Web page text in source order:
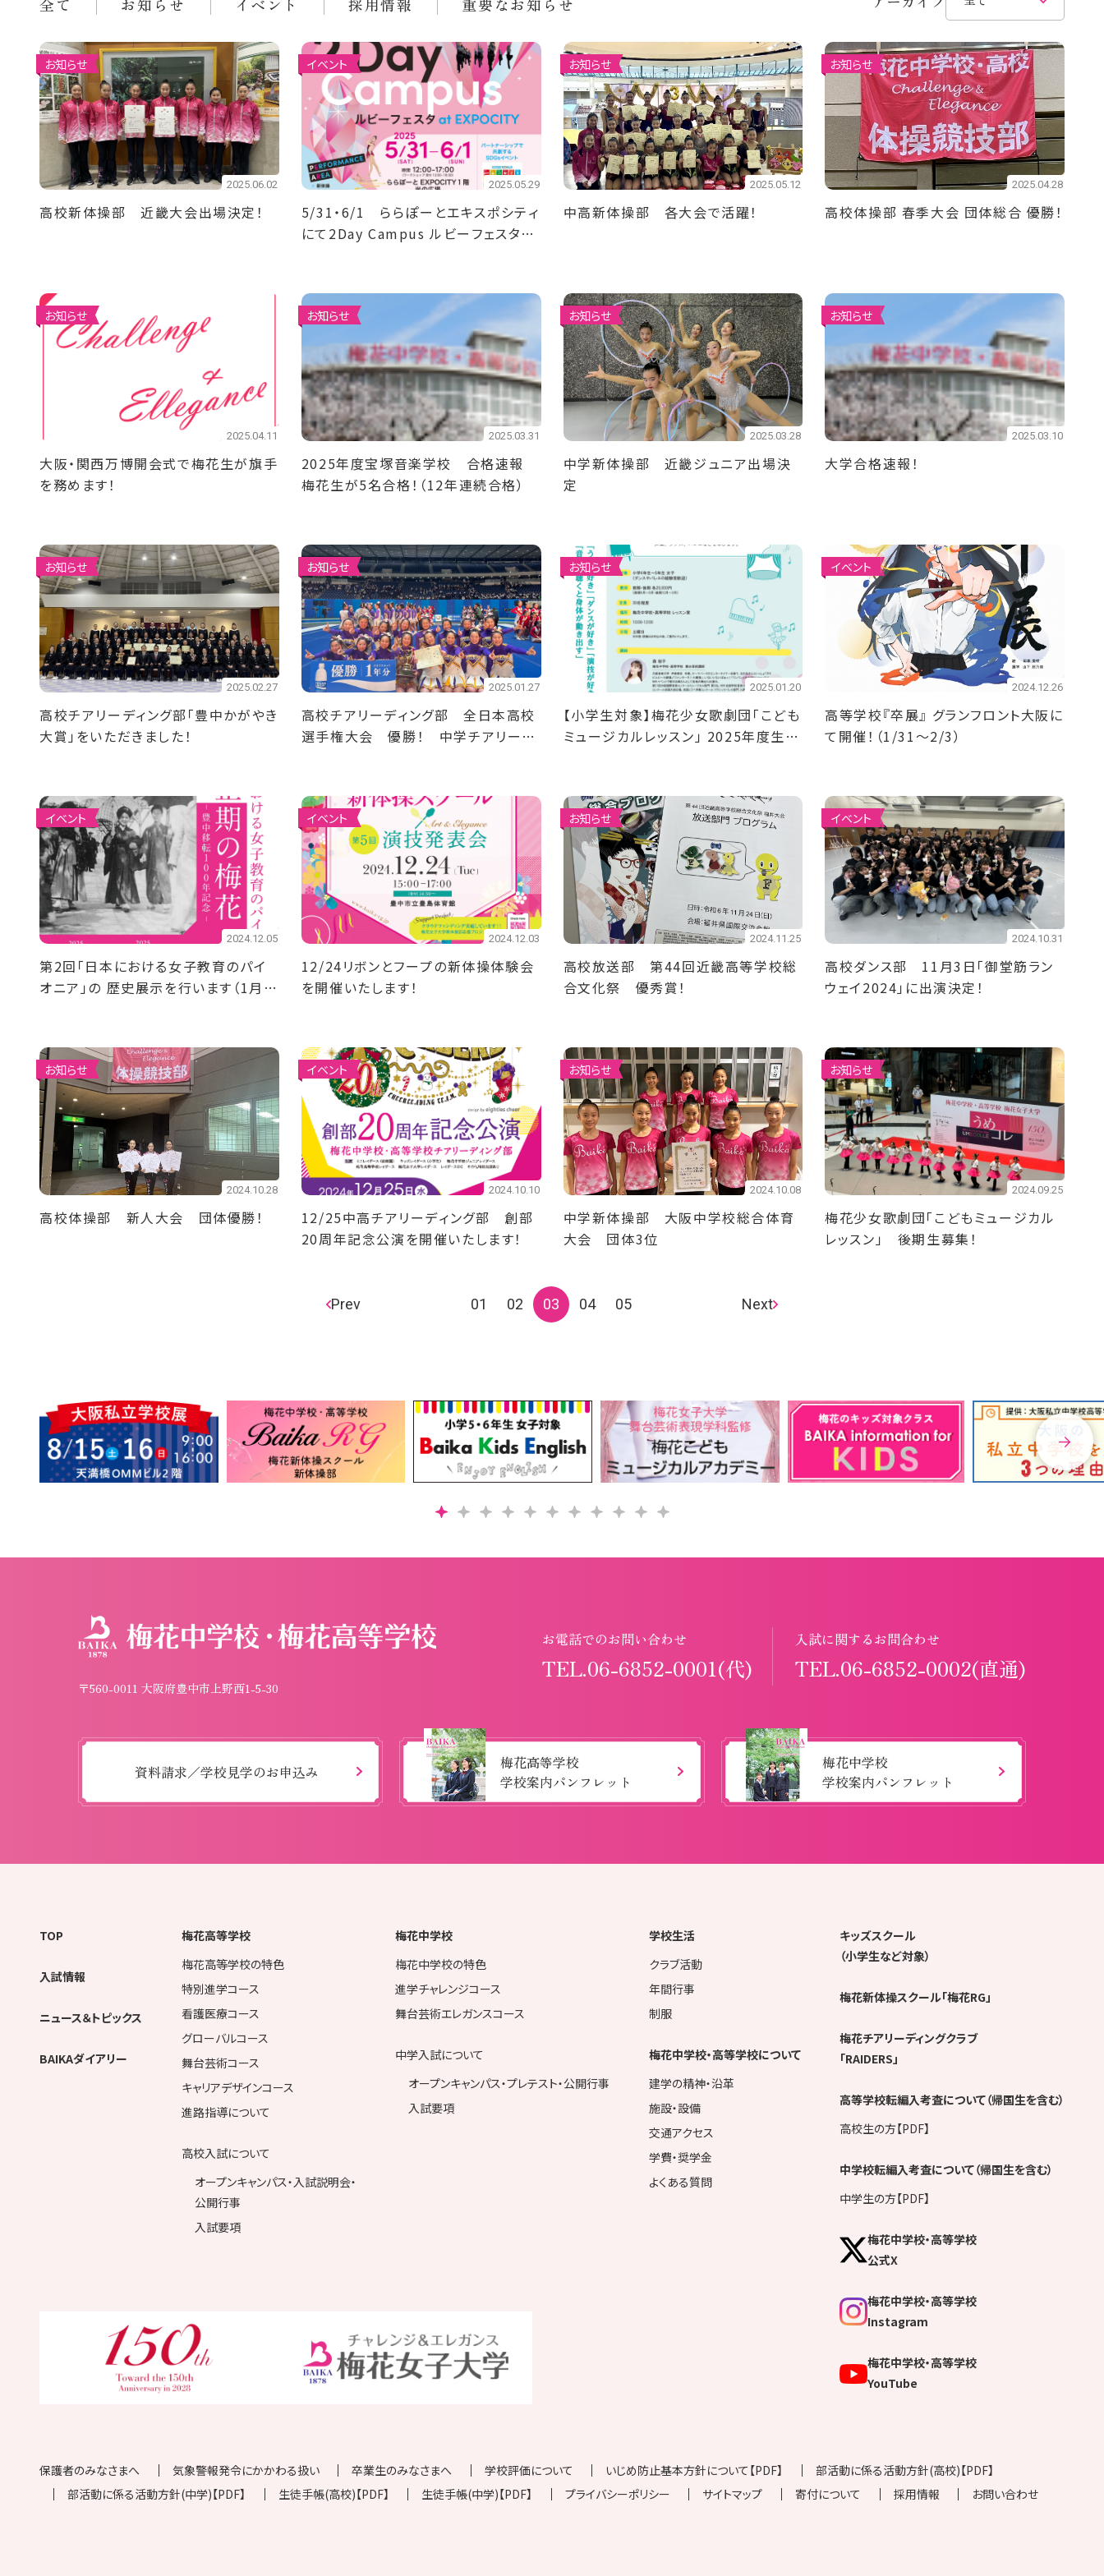
お知らせ
2025.06.02
高校新体操部 近畿大会出場決定！
イベント
2025.05.29
5/31・6/1 ららぽーとエキスポシティ
にて2Day Campus ルビーフェスタを
お知らせ
2025.05.12
中高新体操部 各大会で活躍！
お知らせ
2025.04.28
高校体操部 春季大会 団体総合 優勝！
お知らせ
2025.04.11
大阪・関西万博開会式で梅花生が旗手
を務めます！
お知らせ
2025.03.31
2025年度宝塚音楽学校 合格速報
梅花生が5名合格！（12年連続合格）
お知らせ
2025.03.28
中学新体操部 近畿ジュニア出場決
定
お知らせ
2025.03.10
大学合格速報！
お知らせ
2025.02.27
高校チアリーディング部「豊中かがやき
大賞」をいただきました！
お知らせ
2025.01.27
高校チアリーディング部 全日本高校
選手権大会 優勝！ 中学チアリーデ
お知らせ
2025.01.20
【小学生対象】梅花少女歌劇団「こども
ミュージカルレッスン」 2025年度生募
イベント
2024.12.26
高等学校『卒展』 グランフロント大阪に
て開催！（1/31～2/3）
イベント
2024.12.05
第2回「日本における女子教育のパイ
オニア」の 歴史展示を行います（1月
イベント
2024.12.03
12/24リボンとフープの新体操体験会
を開催いたします！
お知らせ
2024.11.25
高校放送部 第44回近畿高等学校総
合文化祭 優秀賞！
イベント
2024.10.31
高校ダンス部 11月3日「御堂筋ラン
ウェイ2024」に出演決定！
お知らせ
2024.10.28
高校体操部 新人大会 団体優勝！
イベント
2024.10.10
12/25中高チアリーディング部 創部
20周年記念公演を開催いたします！
お知らせ
2024.10.08
中学新体操部 大阪中学校総合体育
大会 団体3位
お知らせ
2024.09.25
梅花少女歌劇団「こどもミュージカル
レッスン」 後期生募集！
Prev 01 02 03 04 05 Next
〒560-0011 大阪府豊中市上野西1-5-30
お電話でのお問い合わせ
TEL.06-6852-0001(代)
入試に関するお問合わせ
TEL.06-6852-0002(直通)
資料請求／学校見学のお申込み
梅花高等学校
学校案内パンフレット
梅花中学校
学校案内パンフレット
TOP
入試情報
ニュース＆トピックス
BAIKAダイアリー
梅花高等学校
梅花高等学校の特色
特別進学コース
看護医療コース
グローバルコース
舞台芸術コース
キャリアデザインコース
進路指導について
高校入試について
オープンキャンパス・入試説明会・
公開行事
入試要項
梅花中学校
梅花中学校の特色
進学チャレンジコース
舞台芸術エレガンスコース
中学入試について
オープンキャンパス・プレテスト・公開行事
入試要項
学校生活
クラブ活動
年間行事
制服
梅花中学校・高等学校について
建学の精神・沿革
施設・設備
交通アクセス
学費・奨学金
よくある質問
キッズスクール
（小学生など対象）
梅花新体操スクール「梅花RG」
梅花チアリーディングクラブ
「RAIDERS」
高等学校転編入考査について（帰国生を含む）
高校生の方【PDF】
中学校転編入考査について（帰国生を含む）
中学生の方【PDF】
梅花中学校・高等学校
公式X
梅花中学校・高等学校
Instagram
梅花中学校・高等学校
YouTube
保護者のみなさまへ 気象警報発令にかかわる扱い 卒業生のみなさまへ 学校評価について いじめ防止基本方針について【PDF】
部活動に係る活動方針(高校)【PDF】
部活動に係る活動方針(中学)【PDF】
生徒手帳(高校)【PDF】 生徒手帳(中学)【PDF】 プライバシーポリシー サイトマップ 寄付について 採用情報 お問い合わせ